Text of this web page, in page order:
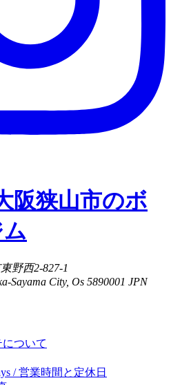
野西2-827-1
Sayama City, Os 5890001 JPN
ついて
/ 営業時間と定休日